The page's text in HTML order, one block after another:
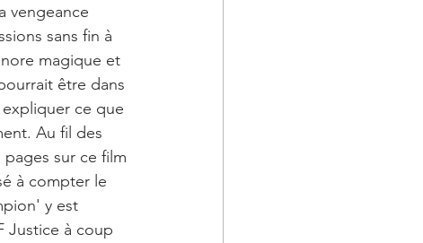
vengeance
sans fin à
magique et
être dans
ce que
Au fil des
sur ce film
à compter le
y est
Justice à coup